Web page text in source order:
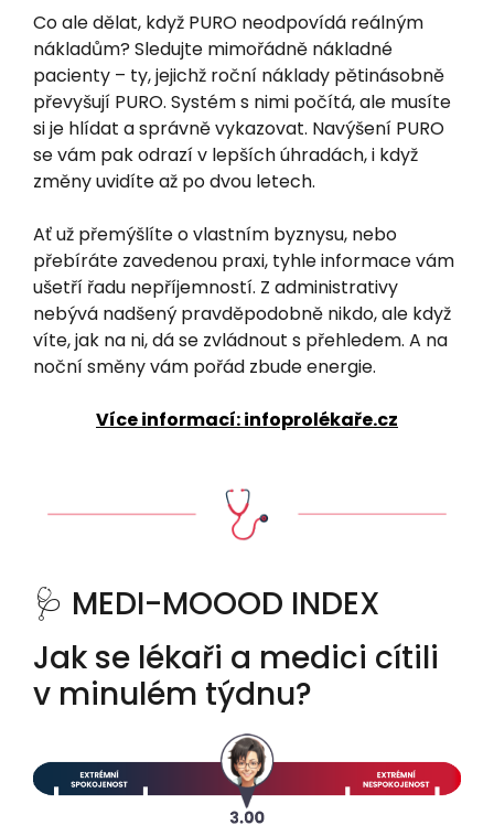
Co ale dělat, když PURO neodpovídá reálným
nákladům? Sledujte mimořádně nákladné
pacienty – ty, jejichž roční náklady pětinásobně
převyšují PURO. Systém s nimi počítá, ale musíte
si je hlídat a správně vykazovat. Navýšení PURO
se vám pak odrazí v lepších úhradách, i když
změny uvidíte až po dvou letech.
Ať už přemýšlíte o vlastním byznysu, nebo
přebíráte zavedenou praxi, tyhle informace vám
ušetří řadu nepříjemností. Z administrativy
nebývá nadšený pravděpodobně nikdo, ale když
víte, jak na ni, dá se zvládnout s přehledem. A na
noční směny vám pořád zbude energie.
Více informací: infoprolékaře.cz
🩺 MEDI-MOOOD INDEX
Jak se lékaři a medici cítili
v minulém týdnu?